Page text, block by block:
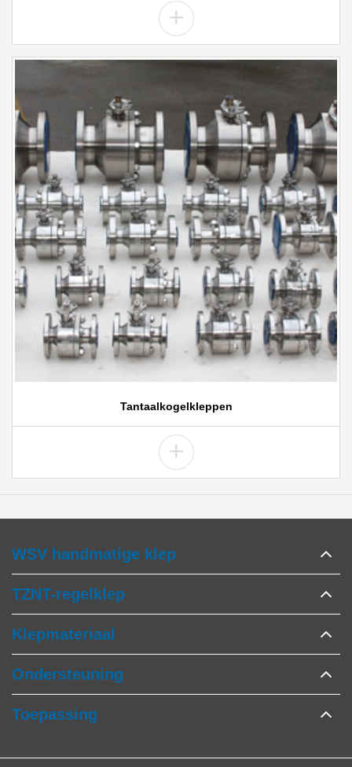
+
Tantaalkogelkleppen
+
WSV handmatige klep
TZNT-regelklep
Klepmateriaal
Ondersteuning
Toepassing